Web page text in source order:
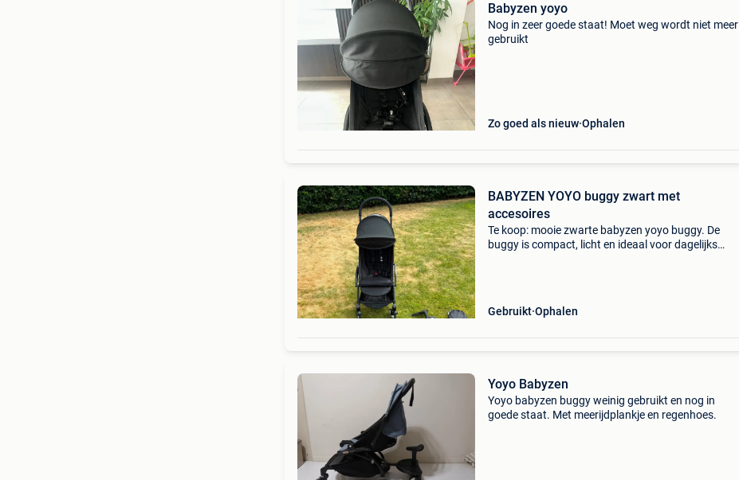
Babyzen yoyo
Nog in zeer goede staat! Moet weg wordt niet meer
gebruikt
Zo goed als nieuw Ophalen
BABYZEN YOYO buggy zwart met
accesoires
Te koop: mooie zwarte babyzen yoyo buggy. De
buggy is compact, licht en ideaal voor dagelijks
Gebruikt Ophalen
Yoyo Babyzen
Yoyo babyzen buggy weinig gebruikt en nog in
goede staat. Met meerijdplankje en regenhoes.